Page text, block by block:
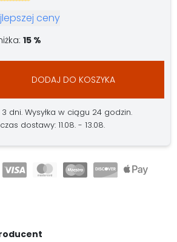
ceny
15 %
DODAJ DO KOSZYKA
dni. Wysyłka w ciągu 24 godzin.
dostawy: 11.08. - 13.08.